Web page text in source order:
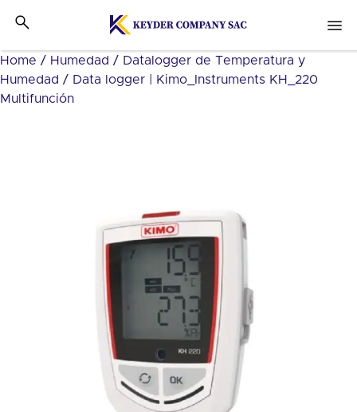
Home / Humedad / Datalogger de Temperatura y
Humedad / Data logger | Kimo_Instruments KH_220
Multifunción